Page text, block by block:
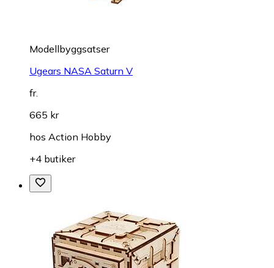
Modellbyggsatser
Ugears NASA Saturn V
fr.
665 kr
hos Action Hobby
+4 butiker